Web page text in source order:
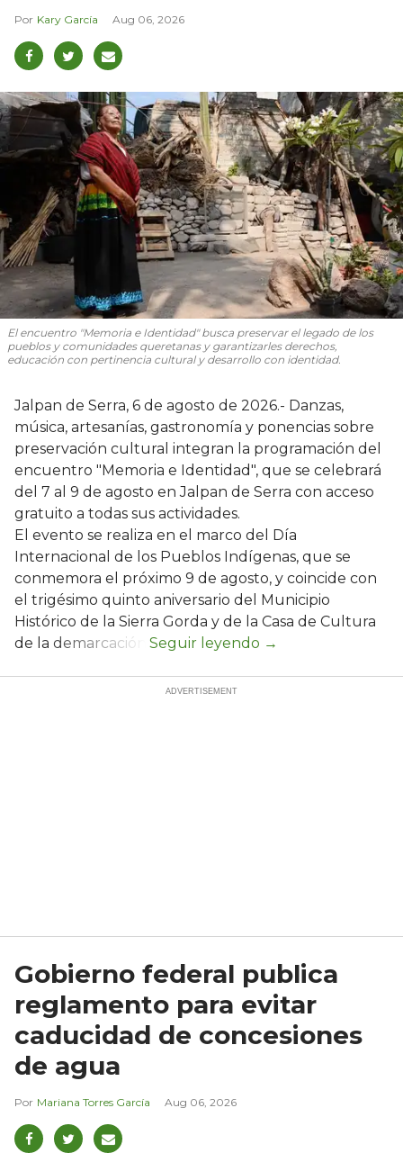
Kary García Aug 06, 2026
El encuentro "Memoria e Identidad" busca preservar el legado de los
pueblos y comunidades queretanas y garantizarles derechos,
educación con pertinencia cultural y desarrollo con identidad.
Jalpan de Serra, 6 de agosto de 2026.- Danzas,
música, artesanías, gastronomía y ponencias sobre
preservación cultural integran la programación del
encuentro "Memoria e Identidad", que se celebrará
del 7 al 9 de agosto en Jalpan de Serra con acceso
gratuito a todas sus actividades.
El evento se realiza en el marco del Día
Internacional de los Pueblos Indígenas, que se
conmemora el próximo 9 de agosto, y coincide con
el trigésimo quinto aniversario del Municipio
Histórico de la Sierra Gorda y de la Casa de Cultura
de la demarcación.
Gobierno federal publica
reglamento para evitar
caducidad de concesiones
de agua
Mariana Torres García Aug 06, 2026